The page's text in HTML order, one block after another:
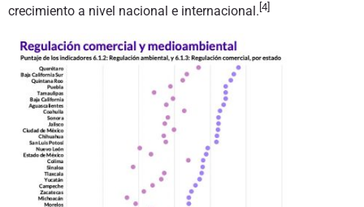
crecimiento a nivel nacional e internacional. [4]